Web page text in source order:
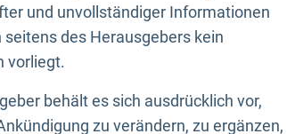
und unvollständiger Informationen
des Herausgebers kein
vorliegt.
behält es sich ausdrücklich vor,
zu verändern, zu ergänzen,